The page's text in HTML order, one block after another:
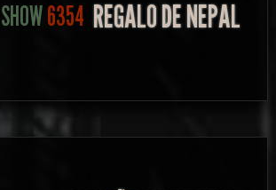
SHOW6354 REGALO DE NEPAL